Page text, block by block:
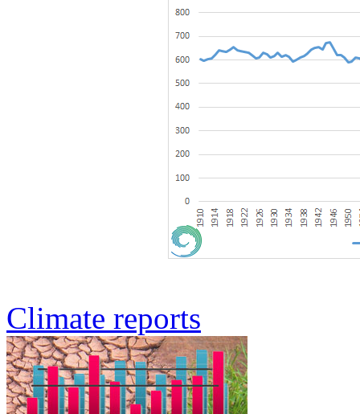
Climate reports